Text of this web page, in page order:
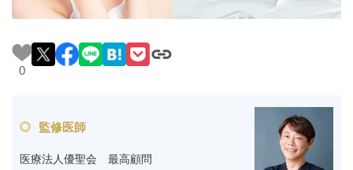
施術症例
初めての方へ
0
監修医師
医療法人優聖会 最高顧問